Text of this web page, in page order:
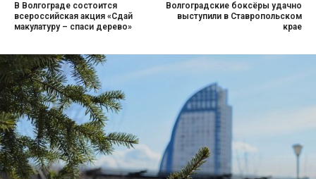
В Волгограде состоится
всероссийская акция «Сдай
макулатуру – спаси дерево»
Волгоградские боксёры удачно
выступили в Ставропольском
крае